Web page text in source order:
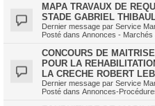
MAPA TRAVAUX DE
STADE GABRIEL
Dernier message par Service
Posté dans Annonces - Marchés
CONCOURS DE
POUR LA
LA CRECHE ROBERT
Dernier message par Service
Posté dans Annonces-